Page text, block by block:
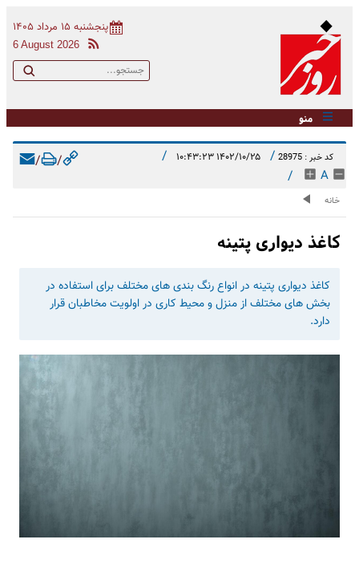
پنجشنبه ۱۵ مرداد ۱۴۰۵
6 August 2026
منو
کد خبر : 28975 / ۱۴۰۲/۱۰/۲۵ ۱۰:۴۳:۲۳ /
A
/
/
/
خانه
کاغذ دیواری پتینه
کاغذ دیواری پتینه در انواع رنگ بندی های مختلف برای استفاده در
بخش های مختلف از منزل و محیط کاری در اولویت مخاطبان قرار
دارد.